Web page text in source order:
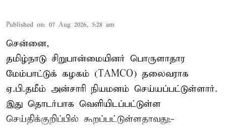
Published on: 07 Aug 2026, 5:28 am
சென்னை,
தமிழ்நாடு சிறுபான்மையினர் பொருளாதார
மேம்பாட்டுக் கழகம் (TAMCO) தலைவராக
ஏ.பி.தமீம் அன்சாரி நியமனம் செய்யப்பட்டுள்ளார்.
இது தொடர்பாக வெளியிடப்பட்டுள்ள
செய்திக்குறிப்பில் கூறப்பட்டுள்ளதாவது;-